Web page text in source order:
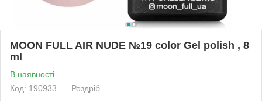
MOON FULL AIR NUDE №19 color Gel polish , 8
ml
В наявності
Код: 190933
Роздріб